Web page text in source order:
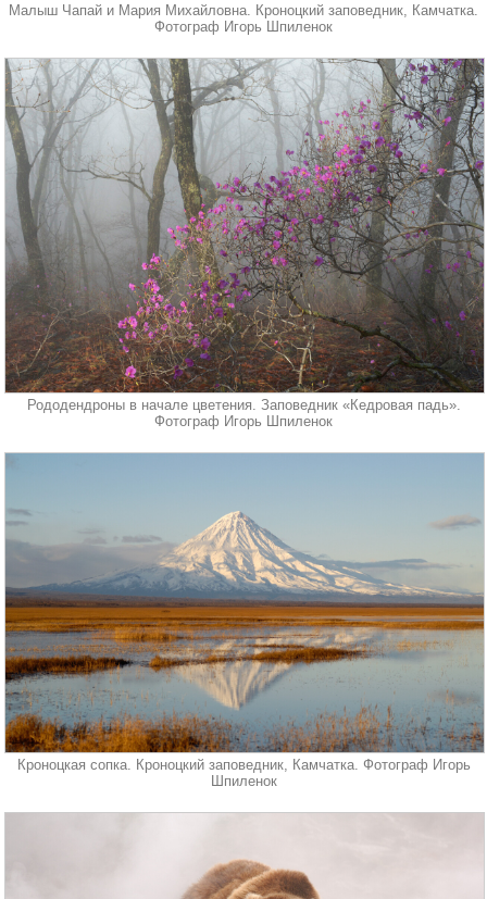
Малыш Чапай и Мария Михайловна. Кроноцкий заповедник, Камчатка.
Фотограф Игорь Шпиленок
Рододендроны в начале цветения. Заповедник «Кедровая падь».
Фотограф Игорь Шпиленок
Кроноцкая сопка. Кроноцкий заповедник, Камчатка. Фотограф Игорь
Шпиленок